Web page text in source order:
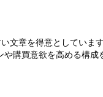
文章を得意としています
購買意欲を高める構成